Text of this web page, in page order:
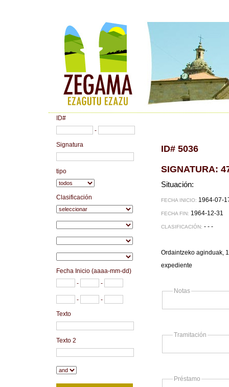
ID#
-
Signatura
tipo
Clasificación
Fecha Inicio (aaaa-mm-dd)
-
-
-
-
Texto
Texto 2
ID# 5036
SIGNATURA:
Situación:
FECHA INICIO: 1964-07-
FECHA FIN: 1964-12-31
CLASIFICACIÓN: - - -
Ordaintzeko aginduak,
expediente
Notas
Tramitación
Préstamo